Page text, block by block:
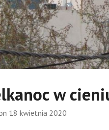
w
18 kwietnia 2020